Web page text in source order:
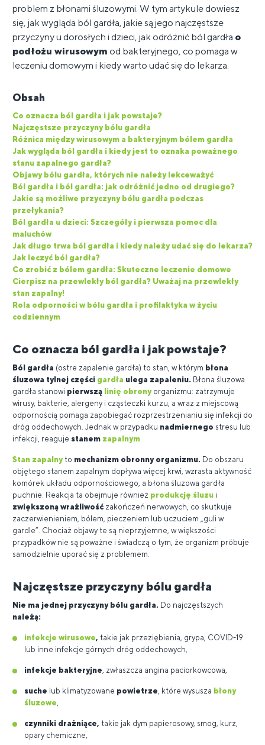
problem z błonami śluzowymi. W tym artykule dowiesz
się, jak wygląda ból gardła, jakie są jego najczęstsze
przyczyny u dorosłych i dzieci, jak odróżnić ból gardła o
podłożu wirusowym od bakteryjnego, co pomaga w
leczeniu domowym i kiedy warto udać się do lekarza.
Obsah
Co oznacza ból gardła i jak powstaje?
Najczęstsze przyczyny bólu gardła
Różnica między wirusowym a bakteryjnym bólem gardła
Jak wygląda ból gardła i kiedy jest to oznaka poważnego
stanu zapalnego gardła?
Objawy bólu gardła, których nie należy lekceważyć
Ból gardła i ból gardła: jak odróżnić jedno od drugiego?
Jakie są możliwe przyczyny bólu gardła podczas
przełykania?
Ból gardła u dzieci: Szczegóły i pierwsza pomoc dla
maluchów
Jak długo trwa ból gardła i kiedy należy udać się do lekarza?
Jak leczyć ból gardła?
Co zrobić z bólem gardła: Skuteczne leczenie domowe
Cierpisz na przewlekły ból gardła? Uważaj na przewlekły
stan zapalny!
Rola odporności w bólu gardła i profilaktyka w życiu
codziennym
Co oznacza ból gardła i jak powstaje?
Ból gardła (ostre zapalenie gardła) to stan, w którym błona
śluzowa tylnej części gardła ulega zapaleniu. Błona śluzowa
gardła stanowi pierwszą linię obronyorganizmu: zatrzymuje
wirusy, bakterie, alergeny i cząsteczki kurzu, a wraz z miejscową
odpornością pomaga zapobiegać rozprzestrzenianiu się infekcji do
dróg oddechowych. Jednak w przypadku nadmiernego stresu lub
infekcji, reaguje stanem zapalnym
Stan zapalnyto mechanizm obronny organizmu. Do obszaru
objętego stanem zapalnym dopływa więcej krwi, wzrasta aktywność
komórek układu odpornościowego, a błona śluzowa gardła
puchnie. Reakcja ta obejmuje również produkcję śluzu i
zwiększoną wrażliwość zakończeń nerwowych, co skutkuje
zaczerwienieniem, bólem, pieczeniem lub uczuciem „guli w
gardle”. Chociaż objawy te są nieprzyjemne, w większości
przypadków nie są poważne i świadczą o tym, że organizm próbuje
samodzielnie uporać się z problemem.
Najczęstsze przyczyny bólu gardła
Nie ma jednej przyczyny bólu gardła. Do najczęstszych
należą:
infekcje wirusowe, takie jak przeziębienia, grypa, COVID-19
lub inne infekcje górnych dróg oddechowych,
infekcje bakteryjne , zwłaszcza angina paciorkowcowa,
suche lub klimatyzowane powietrze , które wysusza błony
śluzowe
czynniki drażniące, takie jak dym papierosowy, smog, kurz,
opary chemiczne,